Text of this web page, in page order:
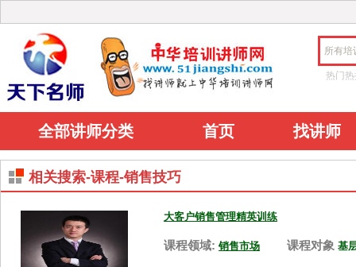
所有培
热门
全部讲师分类 首页 找讲师
相关搜索-课程-销售技巧
大客户销售管理精英训练
课程领域: 销售市场 课程对象 基